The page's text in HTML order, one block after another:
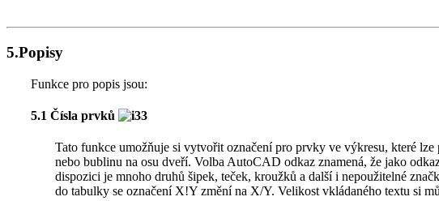
5.Popisy
Funkce pro popis jsou:
5.1 Čísla prvků
Tato funkce umožňuje si vytvořit označení pro prvky ve výkresu, které
nebo bublinu na osu dveří. Volba AutoCAD odkaz znamená, že jako
dispozici je mnoho druhů šipek, teček, kroužků a další i nepoužitelné
do tabulky se označení X!Y změní na X/Y. Velikost vkládaného textu si